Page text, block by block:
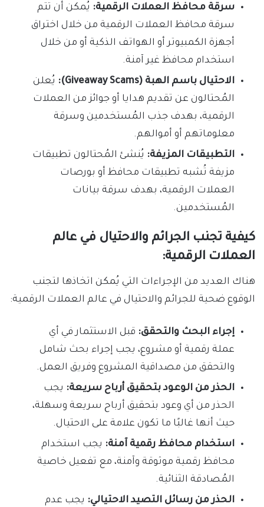
سرقة محافظ العملات الرقمية: يُمكن أن تتم
سرقة محافظ العملات الرقمية من خلال اختراق
أجهزة الكمبيوتر أو الهواتف الذكية أو من خلال
استخدام محافظ غير آمنة.
الاحتيال باسم الهبة (Giveaway Scams):
يُعلن
المُحتالون عن تقديم هدايا أو جوائز من العملات
الرقمية، بهدف جذب المُستخدمين وسرقة
معلوماتهم أو أموالهم.
التطبيقات المزيفة: يُنشئ المُحتالون تطبيقات
مزيفة تُشبه تطبيقات محافظ أو بورصات
العملات الرقمية، بهدف سرقة بيانات
المُستخدمين.
كيفية تجنب الجرائم والاحتيال في عالم
العملات الرقمية:
هناك العديد من الإجراءات التي يُمكن اتخاذها لتجنب
الوقوع ضحية للجرائم والاحتيال في عالم العملات الرقمية:
إجراء البحث والتحقق: قبل الاستثمار في أي
عملة رقمية أو مشروع، يجب إجراء بحث شامل
والتحقق من مصداقية المشروع وفريق العمل.
الحذر من الوعود بتحقيق أرباح سريعة: يجب
الحذر من أي وعود بتحقيق أرباح سريعة وسهلة،
حيث أنها غالبًا ما تكون علامة على الاحتيال.
استخدام محافظ رقمية آمنة: يجب استخدام
محافظ رقمية موثوقة وآمنة، مع تفعيل خاصية
المُصادقة الثنائية.
الحذر من رسائل التصيد الاحتيالي: يجب عدم